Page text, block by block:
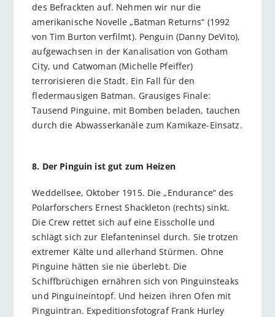
des Befrackten auf. Nehmen wir nur die
amerikanische Novelle „Batman Returns“ (1992
von Tim Burton verfilmt). Penguin (Danny DeVito),
aufgewachsen in der Kanalisation von Gotham
City, und Catwoman (Michelle Pfeiffer)
terrorisieren die Stadt. Ein Fall für den
fledermausigen Batman. Grausiges Finale:
Tausend Pinguine, mit Bomben beladen, tauchen
durch die Abwasserkanäle zum Kamikaze-Einsatz.
8. Der Pinguin ist gut zum Heizen
Weddellsee, Oktober 1915. Die „Endurance“ des
Polarforschers Ernest Shackleton (rechts) sinkt.
Die Crew rettet sich auf eine Eisscholle und
schlägt sich zur Elefanteninsel durch. Sie trotzen
extremer Kälte und allerhand Stürmen. Ohne
Pinguine hätten sie nie überlebt. Die
Schiffbrüchigen ernähren sich von Pinguinsteaks
und Pinguineintopf. Und heizen ihren Ofen mit
Pinguintran. Expeditionsfotograf Frank Hurley